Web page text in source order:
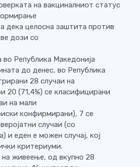
на вакциналниот статус
дека целосна заштита против
дози со
во Република Македонија
до денес, во Република
28 случаи на
20 (71,4%) се класифицирани
на мали
конфирмирани), 7 се
случаи (со
и еден е можен случај, кој
критериуми.
живеење, од вкупно 28